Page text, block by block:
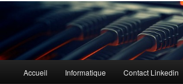
principalAccueil Informatique Contact Linkedin